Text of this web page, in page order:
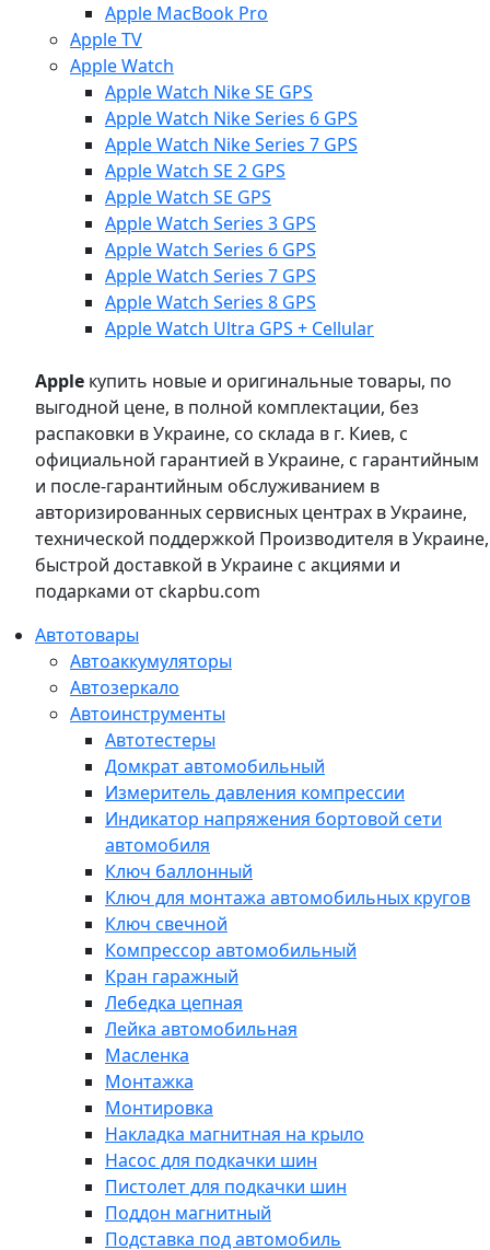
Apple MacBook Pro
Apple TV
Apple Watch
Apple Watch Nike SE GPS
Apple Watch Nike Series 6 GPS
Apple Watch Nike Series 7 GPS
Apple Watch SE 2 GPS
Apple Watch SE GPS
Apple Watch Series 3 GPS
Apple Watch Series 6 GPS
Apple Watch Series 7 GPS
Apple Watch Series 8 GPS
Apple Watch Ultra GPS + Cellular
Apple купить новые и оригинальные товары, по
выгодной цене, в полной комплектации, без
распаковки в Украине, со склада в г. Киев, с
официальной гарантией в Украине, с гарантийным
и после-гарантийным обслуживанием в
авторизированных сервисных центрах в Украине,
технической поддержкой Производителя в Украине,
быстрой доставкой в Украине с акциями и
подарками от ckapbu.com
Автотовары
Автоаккумуляторы
Автозеркало
Автоинструменты
Автотестеры
Домкрат автомобильный
Измеритель давления компрессии
Индикатор напряжения бортовой сети
автомобиля
Ключ баллонный
Ключ для монтажа автомобильных кругов
Ключ свечной
Компрессор автомобильный
Кран гаражный
Лебедка цепная
Лейка автомобильная
Масленка
Монтажка
Монтировка
Накладка магнитная на крыло
Насос для подкачки шин
Пистолет для подкачки шин
Поддон магнитный
Подставка под автомобиль